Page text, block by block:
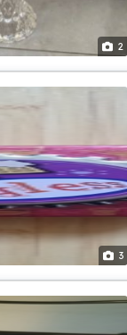
2
3